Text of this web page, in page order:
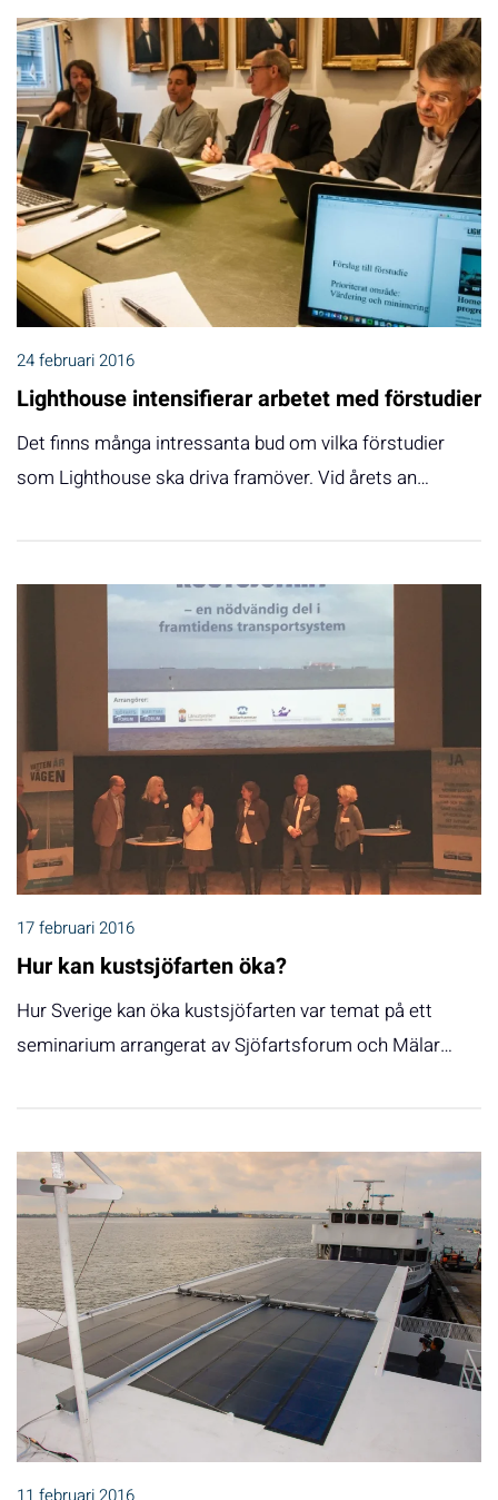
24 februari 2016
Lighthouse intensifierar arbetet med förstudier
Det finns många intressanta bud om vilka förstudier
som Lighthouse ska driva framöver. Vid årets an…
17 februari 2016
Hur kan kustsjöfarten öka?
Hur Sverige kan öka kustsjöfarten var temat på ett
seminarium arrangerat av Sjöfartsforum och Mälar…